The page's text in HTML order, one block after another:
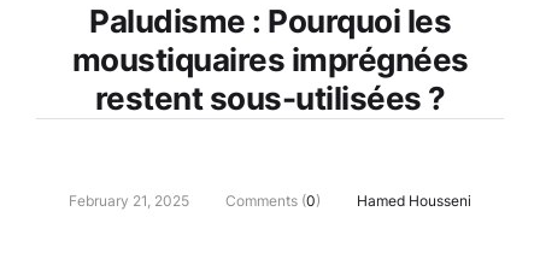
Paludisme : Pourquoi les
moustiquaires imprégnées
restent sous-utilisées ?
February 21, 2025 Comments (0) Hamed Housseni